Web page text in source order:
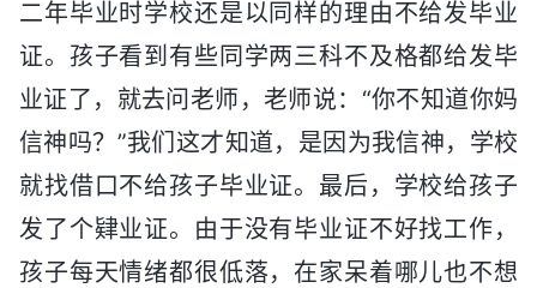
二年毕业时学校还是以同样的理由不给发毕业
证。孩子看到有些同学两三科不及格都给发毕
业证了，就去问老师，老师说：“你不知道你妈
信神吗？”我们这才知道，是因为我信神，学校
就找借口不给孩子毕业证。最后，学校给孩子
发了个肄业证。由于没有毕业证不好找工作，
孩子每天情绪都很低落，在家呆着哪儿也不想